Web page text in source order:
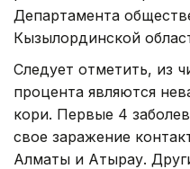
Департамента
Кызылординской
Следует отметить, из
процента являются
кори. Первые 4
свое заражение
Алматы и Атырау.